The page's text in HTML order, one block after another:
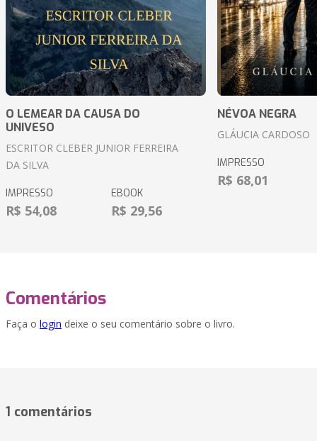
O LEMEAR DA CAUSA DO
UNIVESO
ESCRITOR CLEBER JUNIOR FERREIRA
DA SILVA
IMPRESSO
R$ 54,08
EBOOK
R$ 29,56
NÉVOA NEGRA
GLÁUCIA CARDOSO
IMPRESSO
R$ 68,01
Comentários
Faça o login deixe o seu comentário sobre o livro.
1 comentários